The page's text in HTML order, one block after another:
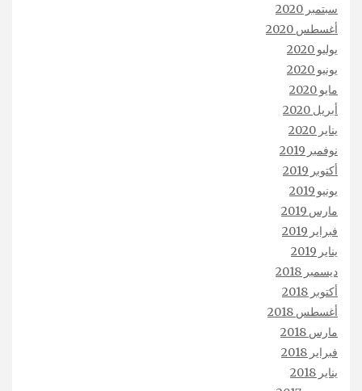
سبتمبر 2020
أغسطس 2020
يوليو 2020
يونيو 2020
مايو 2020
أبريل 2020
يناير 2020
نوفمبر 2019
أكتوبر 2019
يونيو 2019
مارس 2019
فبراير 2019
يناير 2019
ديسمبر 2018
أكتوبر 2018
أغسطس 2018
مارس 2018
فبراير 2018
يناير 2018